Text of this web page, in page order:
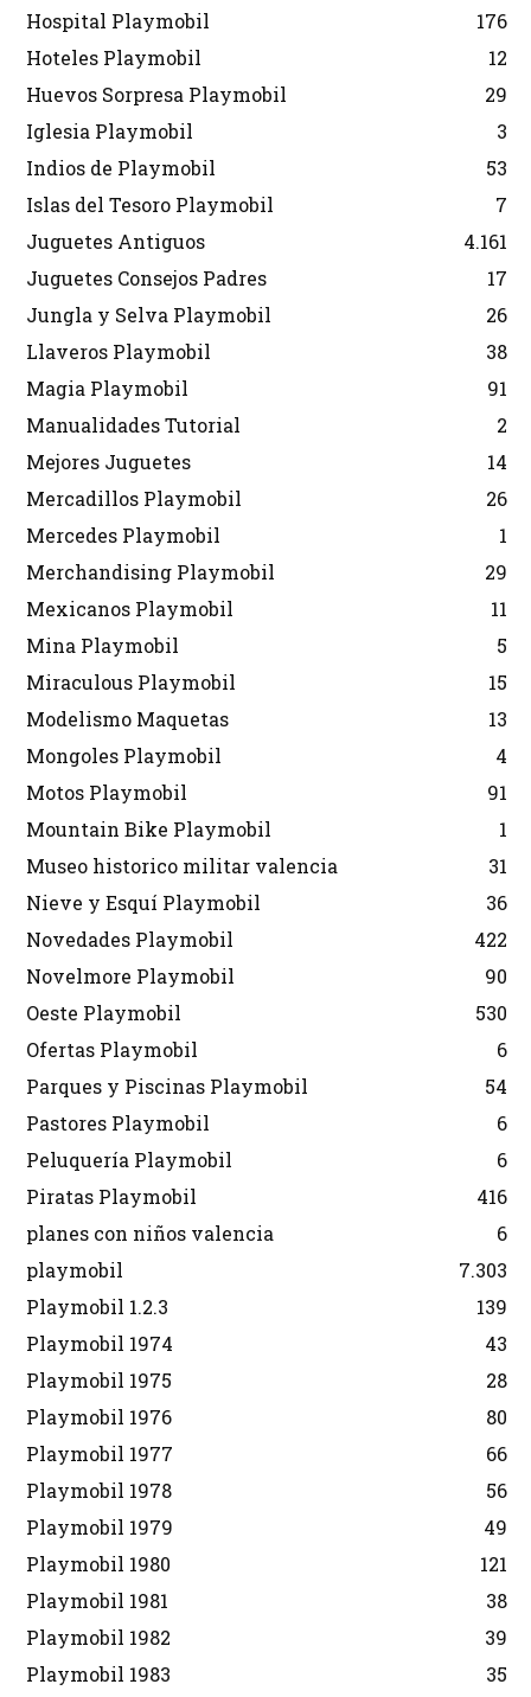
Hospital Playmobil
176
Hoteles Playmobil
12
Huevos Sorpresa Playmobil
29
Iglesia Playmobil
3
Indios de Playmobil
53
Islas del Tesoro Playmobil
7
Juguetes Antiguos
4.161
Juguetes Consejos Padres
17
Jungla y Selva Playmobil
26
Llaveros Playmobil
38
Magia Playmobil
91
Manualidades Tutorial
2
Mejores Juguetes
14
Mercadillos Playmobil
26
Mercedes Playmobil
1
Merchandising Playmobil
29
Mexicanos Playmobil
11
Mina Playmobil
5
Miraculous Playmobil
15
Modelismo Maquetas
13
Mongoles Playmobil
4
Motos Playmobil
91
Mountain Bike Playmobil
1
Museo historico militar valencia
31
Nieve y Esquí Playmobil
36
Novedades Playmobil
422
Novelmore Playmobil
90
Oeste Playmobil
530
Ofertas Playmobil
6
Parques y Piscinas Playmobil
54
Pastores Playmobil
6
Peluquería Playmobil
6
Piratas Playmobil
416
planes con niños valencia
6
playmobil
7.303
Playmobil 1.2.3
139
Playmobil 1974
43
Playmobil 1975
28
Playmobil 1976
80
Playmobil 1977
66
Playmobil 1978
56
Playmobil 1979
49
Playmobil 1980
121
Playmobil 1981
38
Playmobil 1982
39
Playmobil 1983
35